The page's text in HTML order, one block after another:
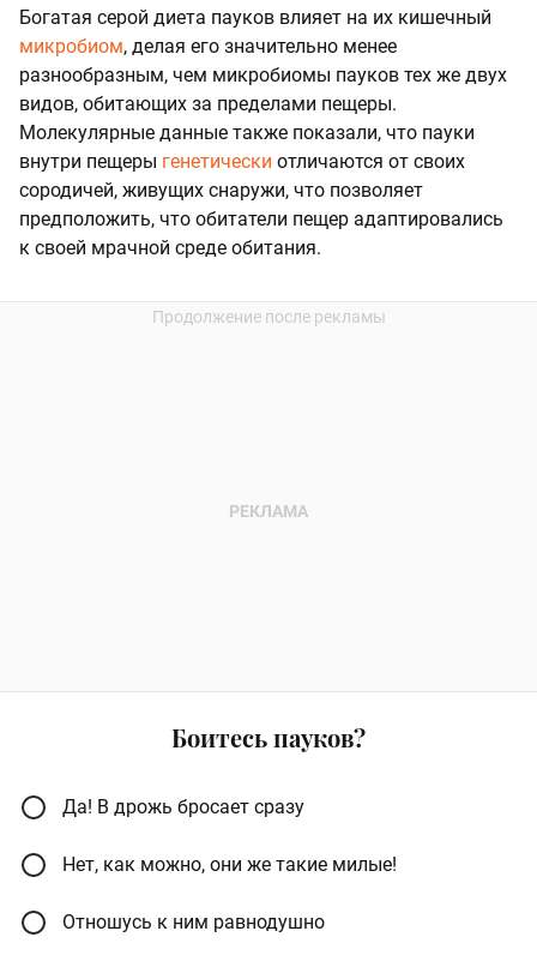
Богатая серой диета пауков влияет на их кишечный
микробиом, делая его значительно менее
разнообразным, чем микробиомы пауков тех же двух
видов, обитающих за пределами пещеры.
Молекулярные данные также показали, что пауки
внутри пещеры генетически отличаются от своих
сородичей, живущих снаружи, что позволяет
предположить, что обитатели пещер адаптировались
к своей мрачной среде обитания.
Боитесь пауков?
Да! В дрожь бросает сразу
Нет, как можно, они же такие милые!
Отношусь к ним равнодушно